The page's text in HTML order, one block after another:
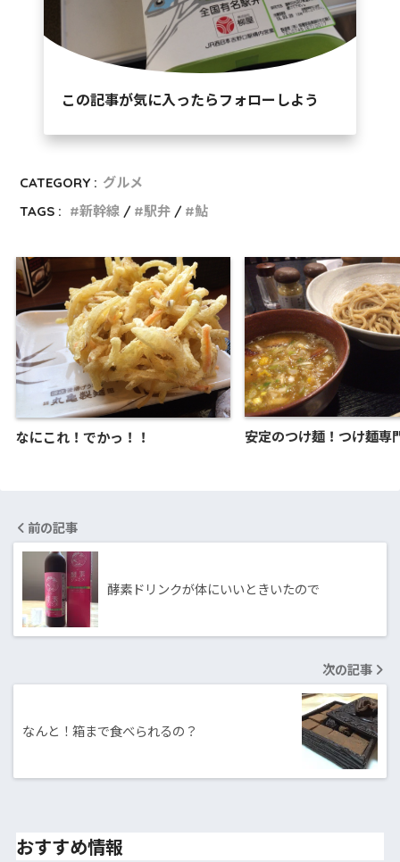
この記事が気に入ったらフォローしよう
CATEGORY : グルメ
TAGS :
新幹線 駅弁 鮎
なにこれ！でかっ！！ 安定のつけ麺！つけ麺専
前の記事
酵素ドリンクが体にいいときいたので
次の記事
なんと！箱まで食べられるの？
おすすめ情報